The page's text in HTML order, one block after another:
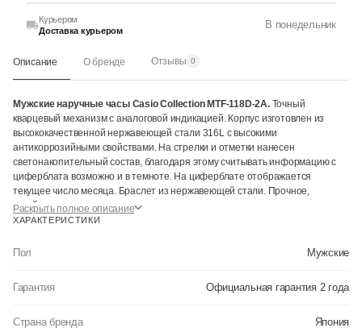
Курьером
Доставка курьером
В понедельник
Описание О бренде Отзывы 0
Мужские наручные часы Casio Collection MTF-118D-2A.Точный
кварцевый механизм с аналоговой индикацией. Корпус изготовлен из
высококачественной нержавеющей стали 316L с высокими
антикоррозийными свойствами. На стрелки и отметки нанесен
светонакопительный состав, благодаря этому считывать информацию с
циферблата возможно и в темноте. На циферблате отображается
текущее число месяца. Браслет из нержавеющей стали. Прочное,
устойчивое к царапинам минеральное стекло защищает часы от
повреждений. Часы являются водонепроницаемыми до 5 Бар. Цвет
10мм. Гарантия: 2 года.
Раскрыть полное описание
ХАРАКТЕРИСТИКИ
Пол Мужские
Гарантия Официальная гарантия 2 года
Страна бренда Япония